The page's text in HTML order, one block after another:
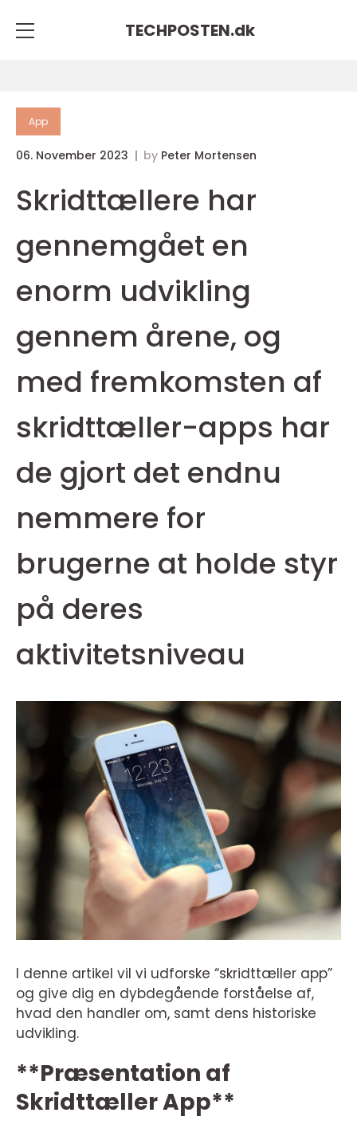
TECHPOSTEN.dk
App
06. November 2023 by Peter Mortensen
Skridttællere har
gennemgået en
enorm udvikling
gennem årene, og
med fremkomsten af
skridttæller-apps har
de gjort det endnu
nemmere for
brugerne at holde styr
på deres
aktivitetsniveau
I denne artikel vil vi udforske “skridttæller app”
og give dig en dybdegående forståelse af,
hvad den handler om, samt dens historiske
udvikling.
**Præsentation af
Skridttæller App**